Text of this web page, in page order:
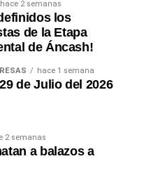
no es comprarla, sino
sostenible,
operación profesional
evitando que una
abandonada por falta de
carreteras, plazas,
de concreto. Ha
seguridad. Porque
únicamente por la
hace 2 semanas
los
de la Etapa
de Áncash!
hace 1 semana
de Julio del 2026
2 semanas
a balazos a